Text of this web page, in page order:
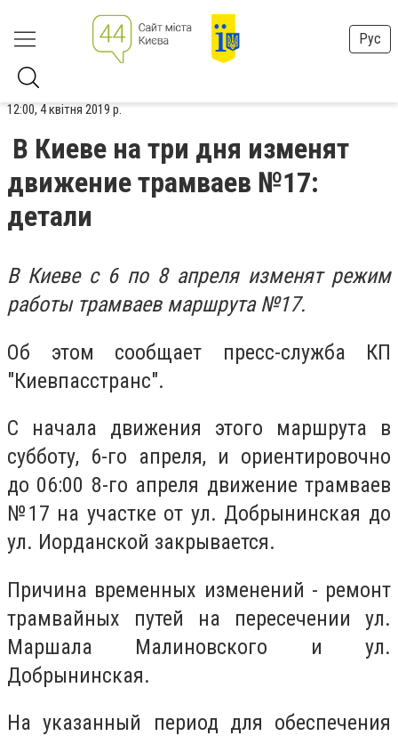
Рус
12:00, 4 квітня 2019 р.
В Киеве на три дня изменят
движение трамваев №17:
детали
В Киеве с 6 по 8 апреля изменят режим
работы трамваев маршрута №17.
Об этом сообщает пресс-служба КП
″Киевпасстранс″.
С начала движения этого маршрута в
субботу, 6-го апреля, и ориентировочно
до 06:00 8-го апреля движение трамваев
№17 на участке от ул. Добрынинская до
ул. Иорданской закрывается.
Причина временных изменений - ремонт
трамвайных путей на пересечении ул.
Маршала Малиновского и ул.
Добрынинская.
На указанный период для обеспечения